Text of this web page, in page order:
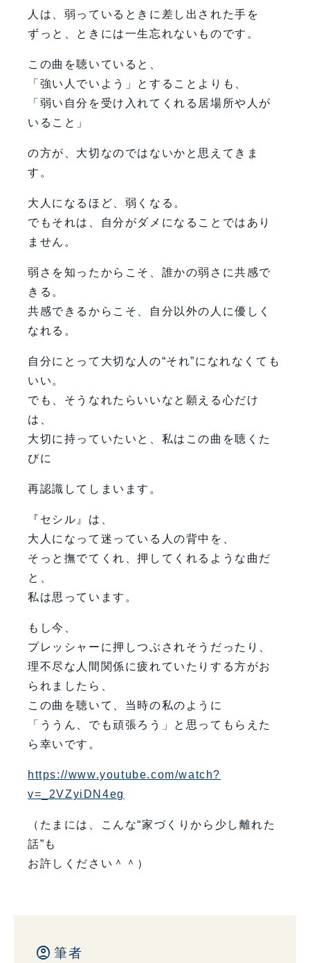
人は、弱っているときに差し出された手を
ずっと、ときには一生忘れないものです。
この曲を聴いていると、
「強い人でいよう」とすることよりも、
「弱い自分を受け入れてくれる居場所や人が
いること」
の方が、大切なのではないかと思えてきま
す。
大人になるほど、弱くなる。
でもそれは、自分がダメになることではあり
ません。
弱さを知ったからこそ、誰かの弱さに共感で
きる。
共感できるからこそ、自分以外の人に優しく
なれる。
自分にとって大切な人の“それ”になれなくても
いい。
でも、そうなれたらいいなと願える心だけ
は、
大切に持っていたいと、私はこの曲を聴くた
びに
再認識してしまいます。
『セシル』は、
大人になって迷っている人の背中を、
そっと撫でてくれ、押してくれるような曲だ
と、
私は思っています。
もし今、
プレッシャーに押しつぶされそうだったり、
理不尽な人間関係に疲れていたりする方がお
られましたら、
この曲を聴いて、当時の私のように
「ううん、でも頑張ろう」と思ってもらえた
ら幸いです。
https://www.youtube.com/watch?
v=_2VZyiDN4eg
（たまには、こんな“家づくりから少し離れた
話”も
お許しください＾＾）
account_circle 筆者